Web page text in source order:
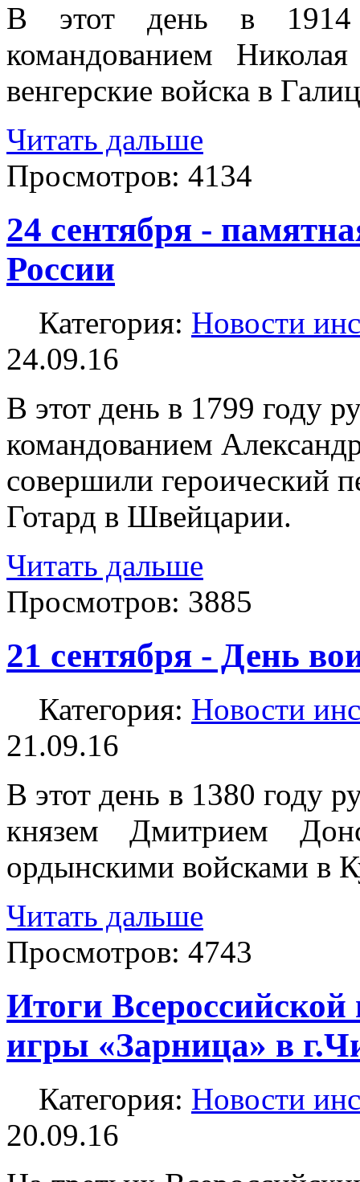
В этот день в 1914
командованием
венгерские войска в
Читать дальше
Просмотров: 4134
24 сентября -
России
Категория: Новости
24.09.16
В этот день в 1799 году
командованием
совершили героический
Готард в Швейцарии.
Читать дальше
Просмотров: 3885
21 сентября - День
Категория: Новости
21.09.16
В этот день в 1380 году
князем Дмитрием
ордынскими войсками в
Читать дальше
Просмотров: 4743
Итоги
игры «Зарница» в
Категория: Новости
20.09.16